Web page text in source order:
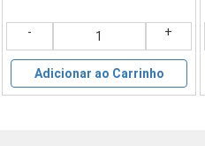
- +
Adicionar ao Carrinho